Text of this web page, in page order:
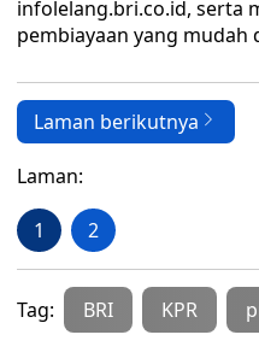
infolelang.bri.co.id, serta
pembiayaan yang mudah
Laman berikutnya
Laman:
1 2
Tag: BRI KPR